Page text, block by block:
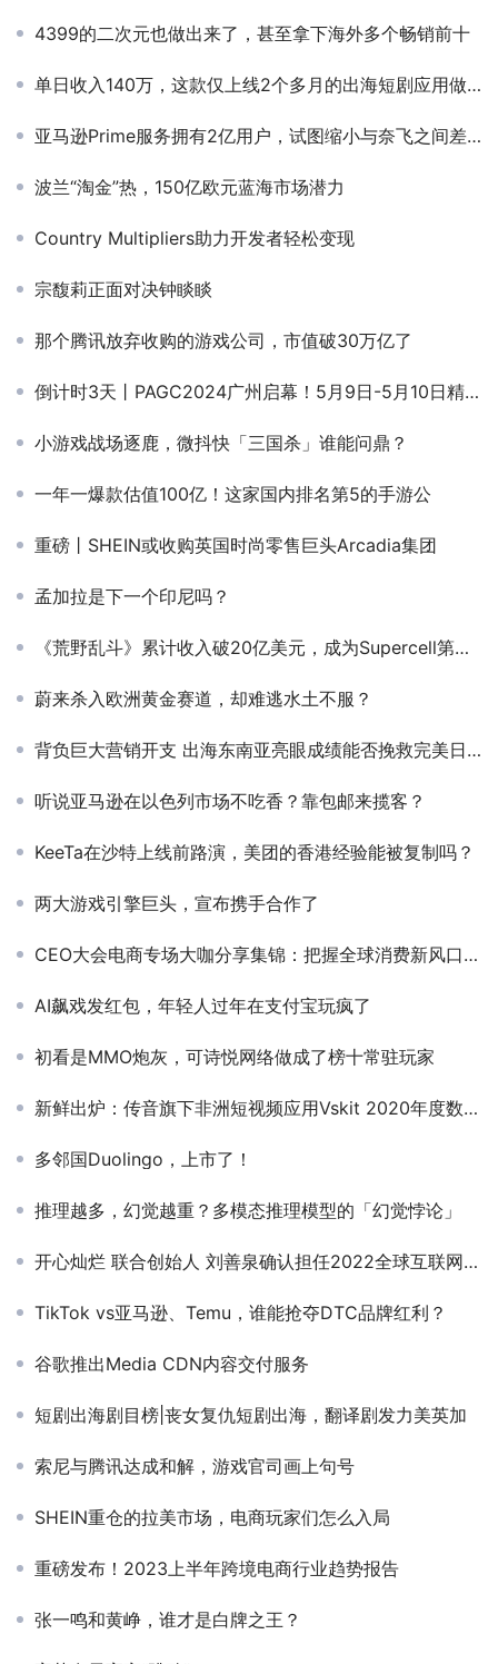
4399的二次元也做出来了，甚至拿下海外多个畅销前十
单日收入140万，这款仅上线2个多月的出海短剧应用做对了什么？
亚马逊Prime服务拥有2亿用户，试图缩小与奈飞之间差距
波兰“淘金”热，150亿欧元蓝海市场潜力
Country Multipliers助力开发者轻松变现
宗馥莉正面对决钟睒睒
那个腾讯放弃收购的游戏公司，市值破30万亿了
倒计时3天丨PAGC2024广州启幕！5月9日-5月10日精彩来袭 欢乐相聚！
小游戏战场逐鹿，微抖快「三国杀」谁能问鼎？
一年一爆款估值100亿！这家国内排名第5的手游公
重磅丨SHEIN或收购英国时尚零售巨头Arcadia集团
孟加拉是下一个印尼吗？
《荒野乱斗》累计收入破20亿美元，成为Supercell第四款达到这一成就的产品
蔚来杀入欧洲黄金赛道，却难逃水土不服？
背负巨大营销开支 出海东南亚亮眼成绩能否挽救完美日记困局？
听说亚马逊在以色列市场不吃香？靠包邮来揽客？
KeeTa在沙特上线前路演，美团的香港经验能被复制吗？
两大游戏引擎巨头，宣布携手合作了
CEO大会电商专场大咖分享集锦：把握全球消费新风口 如何玩转海外电商赛道
AI飙戏发红包，年轻人过年在支付宝玩疯了
初看是MMO炮灰，可诗悦网络做成了榜十常驻玩家
新鲜出炉：传音旗下非洲短视频应用Vskit 2020年度数据报告
多邻国Duolingo，上市了！
推理越多，幻觉越重？多模态推理模型的「幻觉悖论」
开心灿烂 联合创始人 刘善泉确认担任2022全球互联网产业CEO大会主峰会圆桌嘉宾
TikTok vs亚马逊、Temu，谁能抢夺DTC品牌红利？
谷歌推出Media CDN内容交付服务
短剧出海剧目榜|丧女复仇短剧出海，翻译剧发力美英加
索尼与腾讯达成和解，游戏官司画上句号
SHEIN重仓的拉美市场，电商玩家们怎么入局
重磅发布！2023上半年跨境电商行业趋势报告
张一鸣和黄峥，谁才是白牌之王？